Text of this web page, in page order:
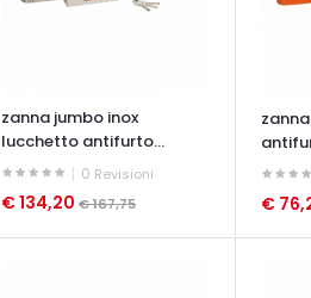
zanna jumbo inox
lucchetto antifurto...
0 Revisioni
€ 134,20 € 167,75
OCCHIATA VELOCE
€